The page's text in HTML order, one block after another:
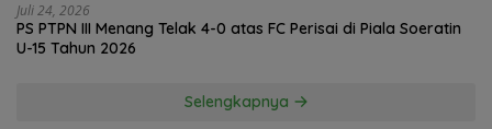
Juli 24, 2026
PS PTPN III Menang Telak 4-0 atas FC Perisai di Piala Soeratin
U-15 Tahun 2026
Selengkapnya